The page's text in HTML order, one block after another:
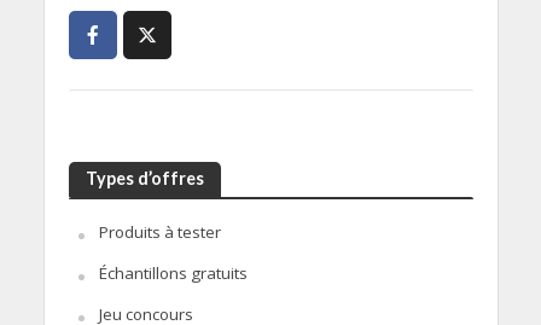
Types d’offres
Produits à tester
Échantillons gratuits
Jeu concours